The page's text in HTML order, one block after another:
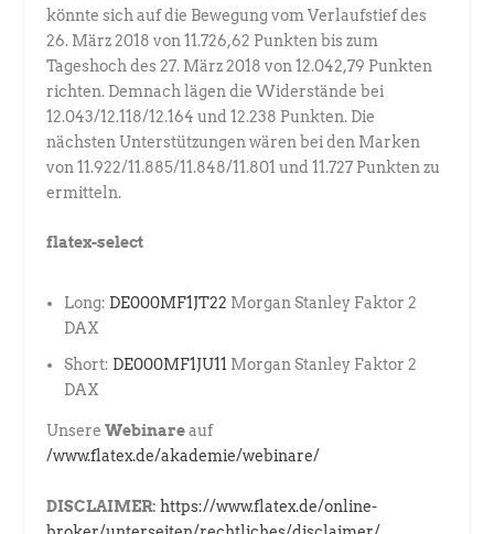
könnte sich auf die Bewegung vom Verlaufstief des
26. März 2018 von 11.726,62 Punkten bis zum
Tageshoch des 27. März 2018 von 12.042,79 Punkten
richten. Demnach lägen die Widerstände bei
12.043/12.118/12.164 und 12.238 Punkten. Die
nächsten Unterstützungen wären bei den Marken
von 11.922/11.885/11.848/11.801 und 11.727 Punkten zu
ermitteln.
flatex-select
Long: DE000MF1JT22 Morgan Stanley Faktor 2
DAX
Short: DE000MF1JU11 Morgan Stanley Faktor 2
DAX
UnsereWebinareauf
/www.flatex.de/akademie/webinare/
DISCLAIMER: https://www.flatex.de/online-